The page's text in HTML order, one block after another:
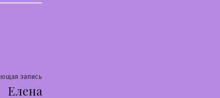
запись
Елена